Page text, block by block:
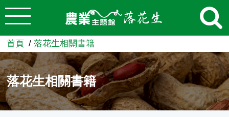
跳到主要內容
農業知識入口網
首頁 落花生相關書籍
落花生相關書籍